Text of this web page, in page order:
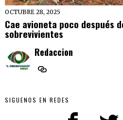
OCTUBRE 28, 2025
Cae avioneta poco después
sobrevivientes
Redaccion
SIGUENOS EN REDES